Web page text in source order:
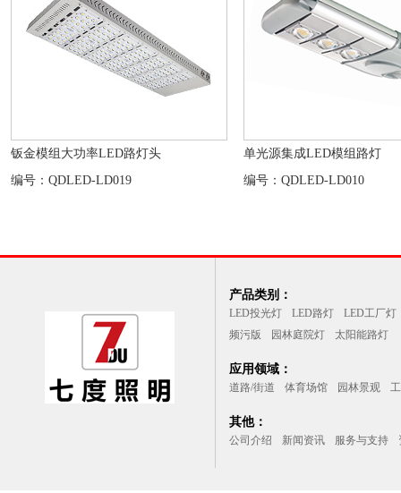
钣金模组大功率LED路灯头
编号：QDLED-LD019
单光源集成LED模组路灯
编号：QDLED-LD010
产品类别：
LED投光灯 LED路灯
LED工厂灯
频污版
园林庭院灯 太阳能路灯
应用领域：
道路/街道 体育场馆 园林景观
其他：
公司介绍 新闻资讯 服务与支持